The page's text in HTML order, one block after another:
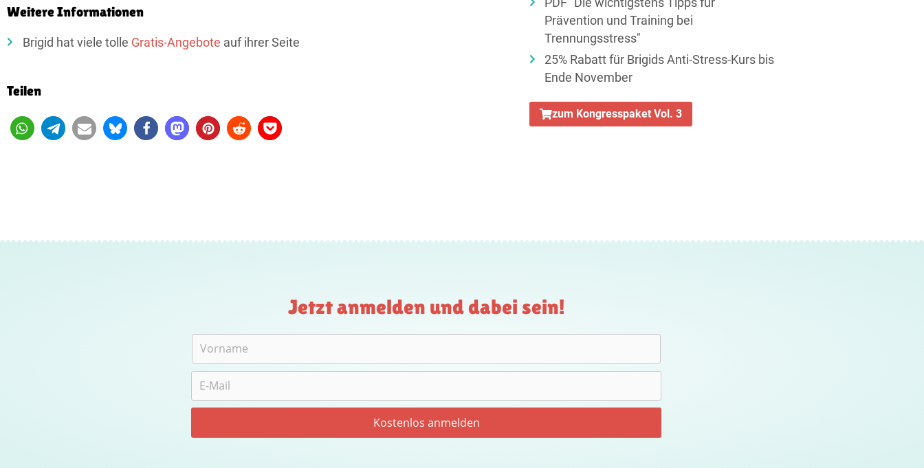
Weitere Informationen
Brigid hat viele tolle Gratis-Angebote auf ihrer Seite
Teilen
PDF "Die wichtigstens Tipps für
Prävention und Training bei
Trennungsstress"
25% Rabatt für Brigids Anti-Stress-Kurs bis
Ende November
zum Kongresspaket Vol. 3
Jetzt anmelden und dabei sein!